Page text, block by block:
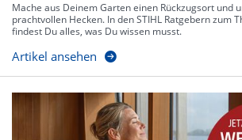
Mache aus Deinem Garten einen Rückzugsort und
prachtvollen Hecken. In den STIHL Ratgebern zum
findest Du alles, was Du wissen musst.
Artikel ansehen